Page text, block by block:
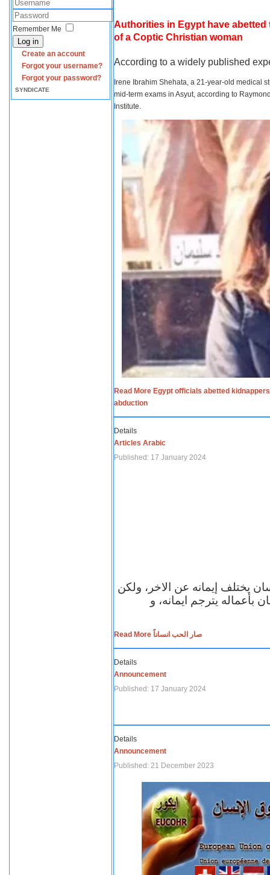
Remember Me
Log in
Create an account
Forgot your username?
Forgot your password?
SYNDICATE
Authorities in Egypt have
of a Coptic Christian woman
According to a widely published
Irene Ibrahim Shehata, a 21-year-old medical
mid-term exams in Asyut, according to
Institute.
Read More Egypt officials abetted
abduction
Details
Articles Arabic
Published: 17 January 2024
يختلف إيمانه عن الاخر، ولكن
بأعماله يترجم ايمانه، و
Read More صار الحب انساناً
Details
Announcement
Published: 17 January 2024
Details
Announcement
Published: 21 December 2023